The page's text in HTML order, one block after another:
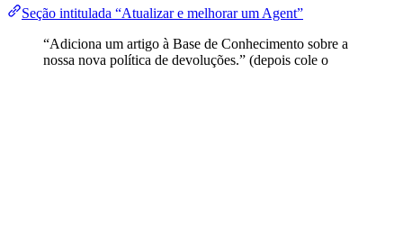
Seção intitulada “Atualizar e melhorar um Agent”
“Adiciona um artigo à Base de Conhecimento sobre a
nossa nova política de devoluções.” (depois cole o